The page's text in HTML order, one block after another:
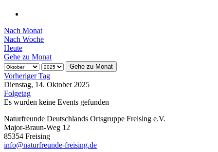
Nach Monat
Nach Woche
Heute
Gehe zu Monat
Gehe zu Monat
Vorheriger Tag
Dienstag, 14. Oktober 2025
Folgetag
Es wurden keine Events gefunden
Naturfreunde Deutschlands Ortsgruppe Freising e.V.
Major-Braun-Weg 12
85354 Freising
info@naturfreunde-freising.de